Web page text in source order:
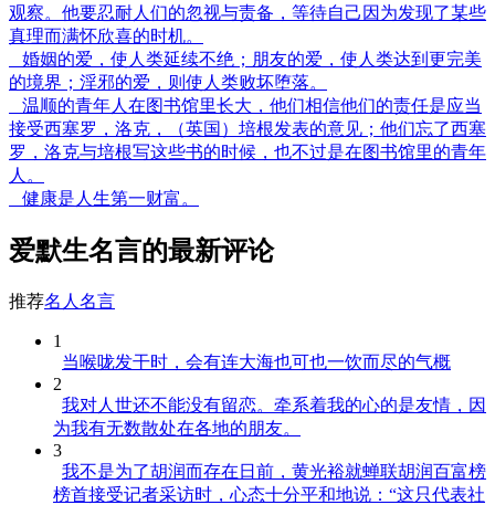
观察。他要忍耐人们的忽视与责备，等待自己因为发现了某些
真理而满怀欣喜的时机。
婚姻的爱，使人类延续不绝；朋友的爱，使人类达到更完美
的境界；淫邪的爱，则使人类败坏堕落。
温顺的青年人在图书馆里长大，他们相信他们的责任是应当
接受西塞罗，洛克，（英国）培根发表的意见；他们忘了西塞
罗，洛克与培根写这些书的时候，也不过是在图书馆里的青年
人。
健康是人生第一财富。
爱默生名言的最新评论
推荐名人名言
1
当喉咙发干时，会有连大海也可也一饮而尽的气概
2
我对人世还不能没有留恋。牵系着我的心的是友情，因
为我有无数散处在各地的朋友。
3
我不是为了胡润而存在日前，黄光裕就蝉联胡润百富榜
榜首接受记者采访时，心态十分平和地说：“这只代表社